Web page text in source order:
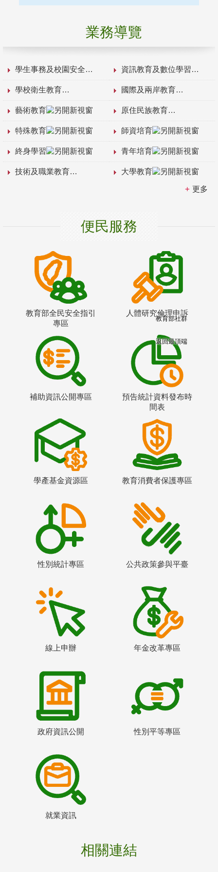
業務導覽
學生事務及校園安全 資訊教育及數位學習
學校衛生教育 國際及兩岸教育
藝術教育 原住民族教育
特殊教育 師資培育
終身學習 青年培育
技術及職業教育 大學教育
更多
便民服務
教育部全民安全指引
專區
人體研究倫理申訴
補助資訊公開專區
預告統計資料發布時
間表
學產基金資源區 教育消費者保護專區
性別統計專區 公共政策參與平臺
線上申辦 年金改革專區
政府資訊公開 性別平等專區
就業資訊
相關連結
教育部社群
返回最頂端